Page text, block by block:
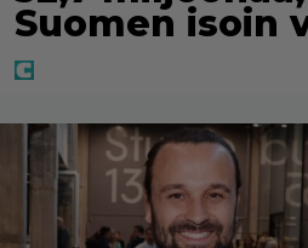
Suomen isoin